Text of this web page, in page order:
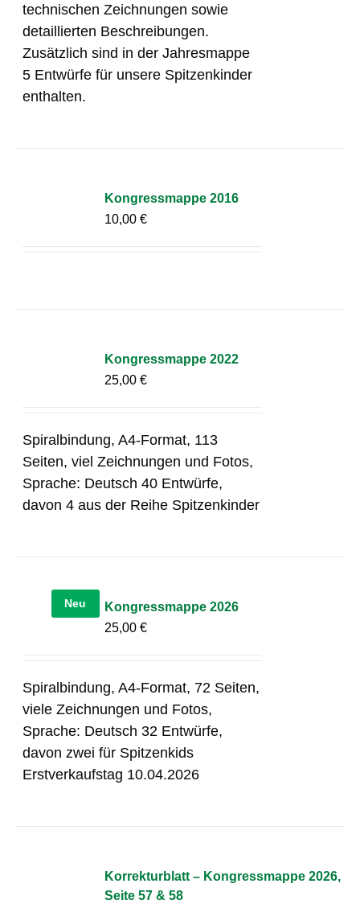
technischen Zeichnungen sowie
detaillierten Beschreibungen.
Zusätzlich sind in der Jahresmappe
5 Entwürfe für unsere Spitzenkinder
enthalten.
Kongressmappe 2016
10,00€
Kongressmappe 2022
25,00€
Spiralbindung, A4-Format, 113
Seiten, viel Zeichnungen und Fotos,
Sprache: Deutsch 40 Entwürfe,
davon 4 aus der Reihe Spitzenkinder
Neu
Kongressmappe 2026
25,00€
Spiralbindung, A4-Format, 72 Seiten,
viele Zeichnungen und Fotos,
Sprache: Deutsch 32 Entwürfe,
davon zwei für Spitzenkids
Erstverkaufstag 10.04.2026
Korrekturblatt – Kongressmappe 2026,
Seite 57 & 58